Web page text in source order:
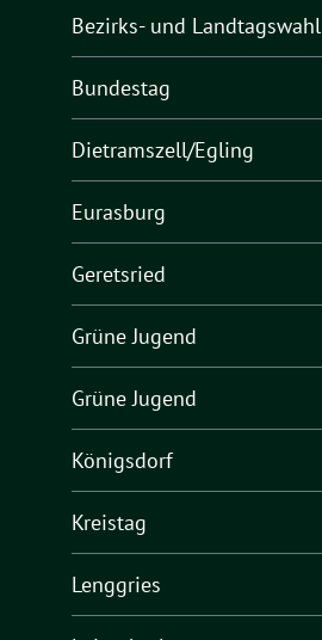
Bezirks- und Landtagswahl
Bundestag
Dietramszell/Egling
Eurasburg
Geretsried
Grüne Jugend
Grüne Jugend
Königsdorf
Kreistag
Lenggries